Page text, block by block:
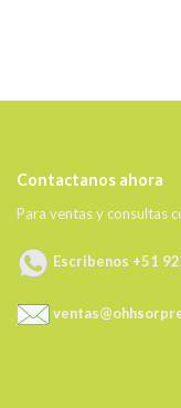
Contactanos ahora
Para ventas y consultas
Escribenos +51